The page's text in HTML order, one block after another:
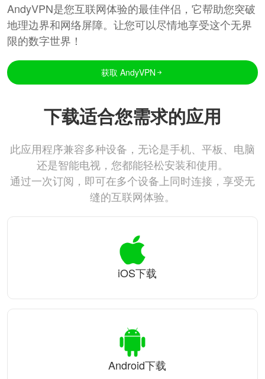
AndyVPN是您互联网体验的最佳伴侣，它帮助您突破
地理边界和网络屏障。让您可以尽情地享受这个无界
限的数字世界！
获取 AndyVPN
下载适合您需求的应用
此应用程序兼容多种设备，无论是手机、平板、电脑
还是智能电视，您都能轻松安装和使用。
通过一次订阅，即可在多个设备上同时连接，享受无
缝的互联网体验。
iOS下载
Android下载